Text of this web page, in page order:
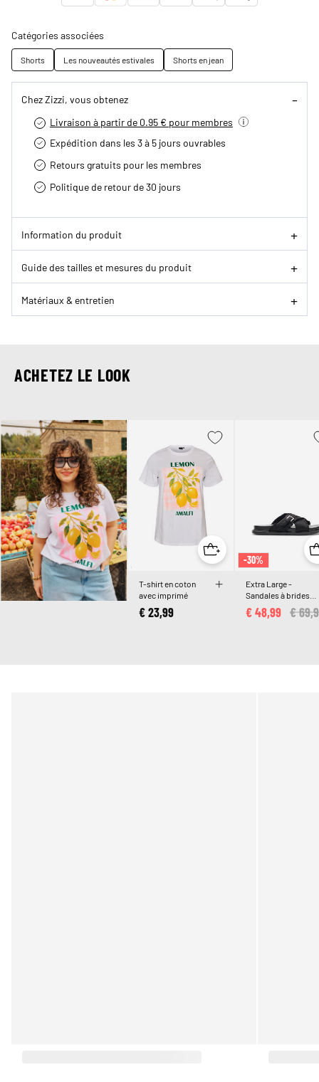
Catégories associées
Shorts Les nouveautés estivales Shorts en jean
Chez Zizzi, vous obtenez
Livraison à partir de 0.95 € pour membres
Expédition dans les 3 à 5 jours ouvrables
Retours gratuits pour les membres
Politique de retour de 30 jours
Information du produit
Guide des tailles et mesures du produit
Matériaux & entretien
ACHETEZ LE LOOK
T-shirt en coton
avec imprimé
€ 23,99
-30%
Extra Large -
Sandales à brides
croisées et bords à
volants
Price
€
€ 48,99